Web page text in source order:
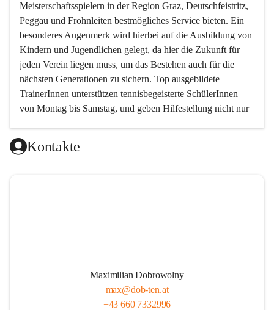
Meisterschaftsspielern in der Region Graz, Deutschfeistritz,
Peggau und Frohnleiten bestmögliches Service bieten. Ein
besonderes Augenmerk wird hierbei auf die Ausbildung von
Kindern und Jugendlichen gelegt, da hier die Zukunft für
jeden Verein liegen muss, um das Bestehen auch für die
nächsten Generationen zu sichern. Top ausgebildete
TrainerInnen unterstützen tennisbegeisterte SchülerInnen
von Montag bis Samstag, und geben Hilfestellung nicht nur
Da das taktische Element im Tennis von sehr vielen
Kontakte
Maximilian Dobrowolny
max@dob-ten.at
+43 660 7332996